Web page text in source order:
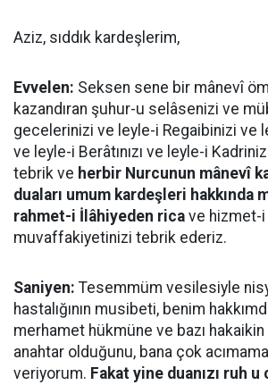
Aziz, sıddık kardeşlerim,
Evvelen: Seksen sene bir mânevî
kazandıran şuhur-u selâsenizi ve
gecelerinizi ve leyle-i Regaibinizi ve
ve leyle-i Berâtınızı ve leyle-i
tebrik ve herbir Nurcunun mânevî
duaları umum kardeşleri hakkında
rahmet-i İlâhiyeden rica ve hizmet-
muvaffakiyetinizi tebrik ederiz.
Saniyen: Tesemmüm vesilesiyle
hastalığının musibeti, benim
merhamet hükmüne ve bazı
anahtar olduğunu, bana çok
veriyorum. Fakat yine duanızı ruh u